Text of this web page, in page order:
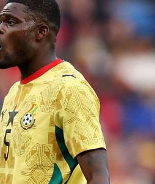
الدوري السعودي للمحترفين
دوري أبطال أوروبا
دوري أبطال إفريقيا
كل البطولات